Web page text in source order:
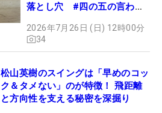
落とし穴 #四の五の言わず
2026年7月26日 (日) 12時00分
34
松山英樹のスイングは「早めのコッ
ク＆タメない」のが特徴！ 飛距離
と方向性を支える秘密を深掘り